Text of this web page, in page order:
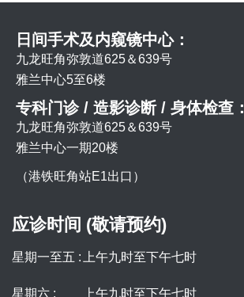
日间手术及内窥镜中心：
九龙旺角弥敦道625＆639号
雅兰中心5至6楼
专科门诊 / 造影诊断 / 身体检查：
九龙旺角弥敦道625＆639号
雅兰中心一期20楼
（港铁旺角站E1出口）
应诊时间 (敬请预约)
星期一至五 : 上午九时至下午七时
星期六 : 上午九时至下午七时